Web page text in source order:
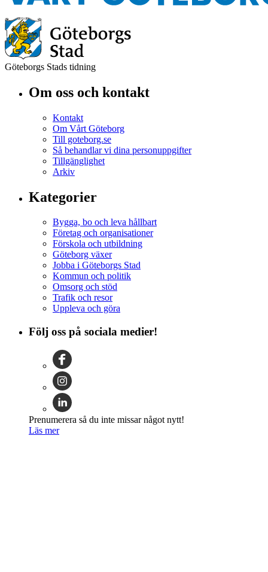
Göteborgs Stads tidning
Om oss och kontakt
Kontakt
Om Vårt Göteborg
Till goteborg.se
Så behandlar vi dina personuppgifter
Tillgänglighet
Arkiv
Kategorier
Bygga, bo och leva hållbart
Företag och organisationer
Förskola och utbildning
Göteborg växer
Jobba i Göteborgs Stad
Kommun och politik
Omsorg och stöd
Trafik och resor
Uppleva och göra
Följ oss på sociala medier!
Prenumerera så du inte missar något nytt!
Läs mer